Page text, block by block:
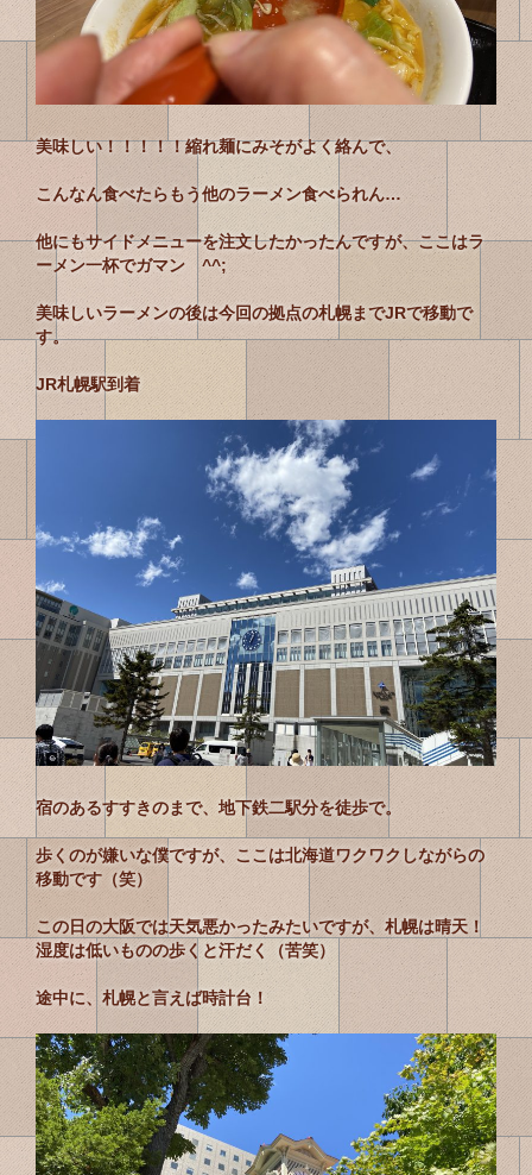
美味しい！！！！！縮れ麺にみそがよく絡んで、
こんなん食べたらもう他のラーメン食べられん…
他にもサイドメニューを注文したかったんですが、ここはラ
ーメン一杯でガマン ^^;
美味しいラーメンの後は今回の拠点の札幌までJRで移動で
す。
JR札幌駅到着
宿のあるすすきのまで、地下鉄二駅分を徒歩で。
歩くのが嫌いな僕ですが、ここは北海道ワクワクしながらの
移動です（笑）
この日の大阪では天気悪かったみたいですが、札幌は晴天！
湿度は低いものの歩くと汗だく（苦笑）
途中に、札幌と言えば時計台！